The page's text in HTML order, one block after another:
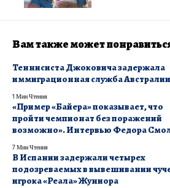
Вам также может
Теннисиста Джоковича задержала
иммиграционная служба Австралии
1 Мин Чтения
«Пример «Байера» показывает, что
пройти чемпионат без поражений
возможно». Интервью Федора
7 Мин Чтения
В Испании задержали четырех
подозреваемых в вывешивании
игрока «Реала» Жуниора